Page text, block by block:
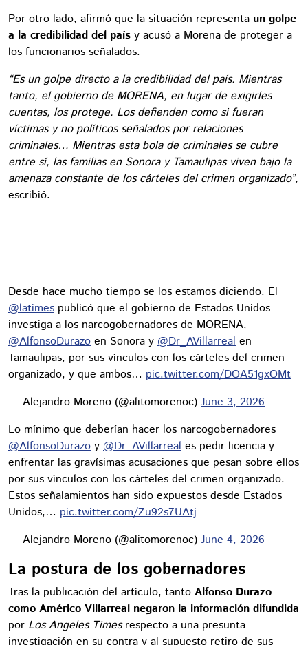
Por otro lado, afirmó que la situación representa un golpe
a la credibilidad del país y acusó a Morena de proteger a
los funcionarios señalados.
“Es un golpe directo a la credibilidad del país. Mientras
tanto, el gobierno de MORENA, en lugar de exigirles
cuentas, los protege. Los defienden como si fueran
víctimas y no políticos señalados por relaciones
criminales… Mientras esta bola de criminales se cubre
entre sí, las familias en Sonora y Tamaulipas viven bajo la
amenaza constante de los cárteles del crimen organizado”,
escribió.
Desde hace mucho tiempo se los estamos diciendo. El
@latimes publicó que el gobierno de Estados Unidos
investiga a los narcogobernadores de MORENA,
@AlfonsoDurazo en Sonora y @Dr_AVillarreal en
Tamaulipas, por sus vínculos con los cárteles del crimen
organizado, y que ambos… pic.twitter.com/DOA51gxOMt
— Alejandro Moreno (@alitomorenoc) June 3, 2026
Lo mínimo que deberían hacer los narcogobernadores
@AlfonsoDurazo y @Dr_AVillarreal es pedir licencia y
enfrentar las gravísimas acusaciones que pesan sobre ellos
por sus vínculos con los cárteles del crimen organizado.
Estos señalamientos han sido expuestos desde Estados
Unidos,… pic.twitter.com/Zu92s7UAtj
— Alejandro Moreno (@alitomorenoc) June 4, 2026
La postura de los gobernadores
Tras la publicación del artículo, tanto Alfonso Durazo
como Américo Villarreal negaron la información difundida
por Los Angeles Timesrespecto a una presunta
investigación en su contra y al supuesto retiro de sus